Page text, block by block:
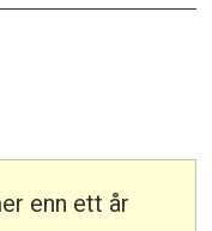
enn ett år